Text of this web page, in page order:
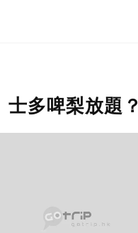
士多啤梨放題？